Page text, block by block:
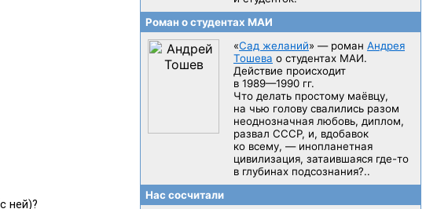
Роман о студентах МАИ
«Сад желаний» — роман Андрея
Тошева о студентах МАИ.
Действие происходит
в 1989—1990 гг.
Что делать простому маёвцу,
на чью голову свалились разом
неоднозначная любовь, диплом,
развал CCCP, и, вдобавок
ко всему, — инопланетная
цивилизация, затаившаяся где-то
в глубинах подсознания?..
Нас сосчитали